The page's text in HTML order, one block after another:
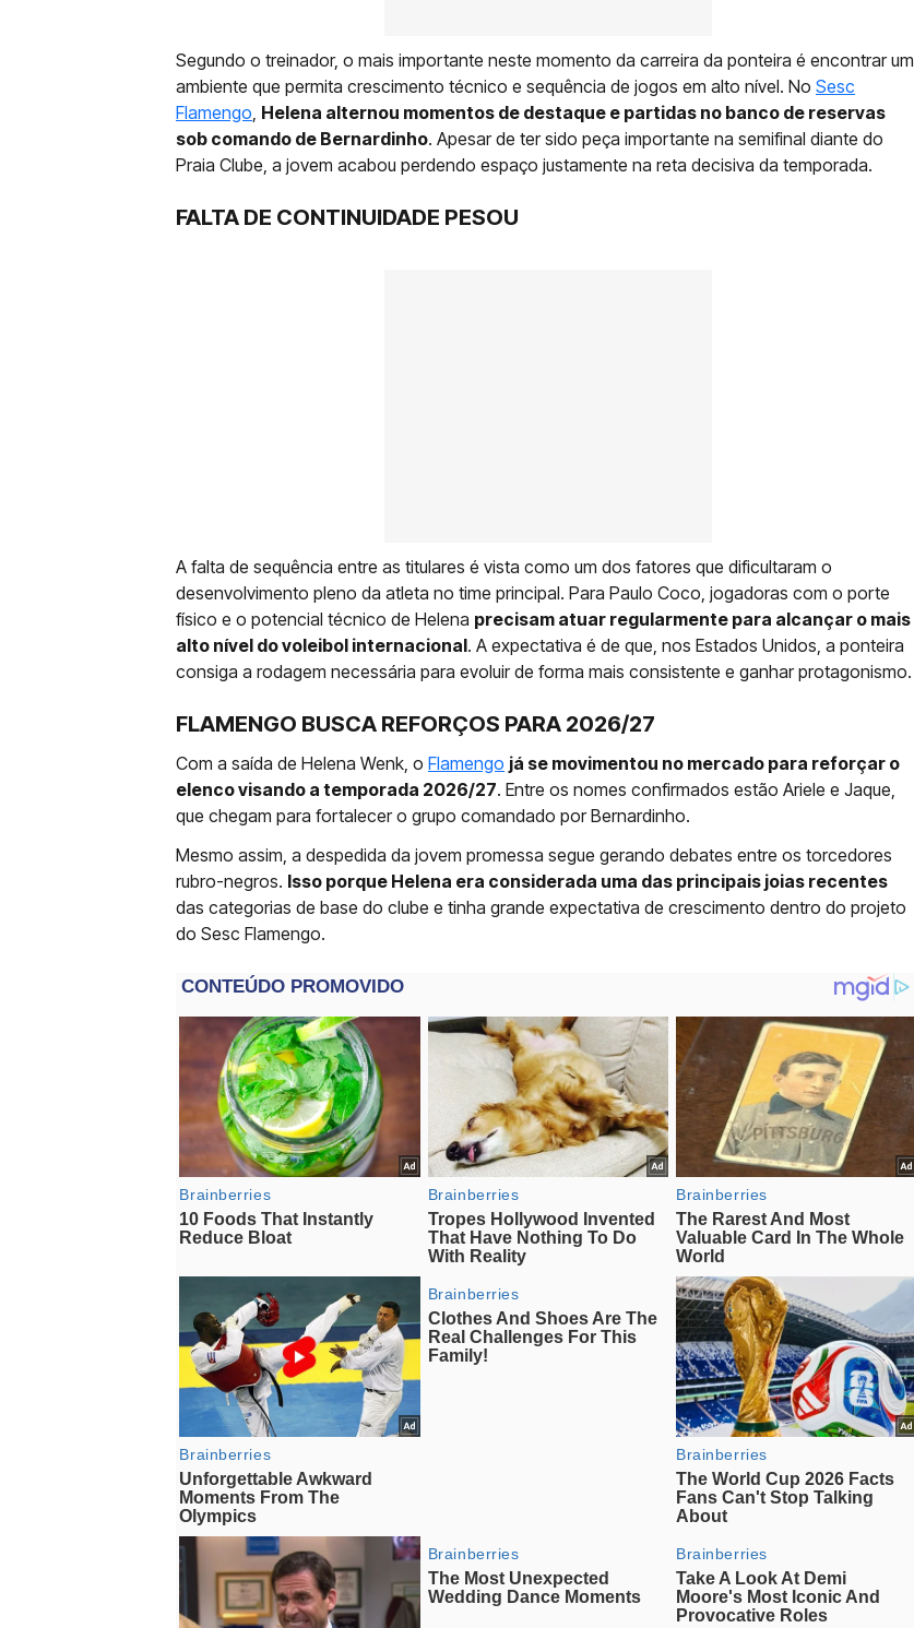
Segundo o treinador, o mais importante neste momento da carreira da ponteira é encontrar um
ambiente que permita crescimento técnico e sequência de jogos em alto nível. No Sesc
Flamengo, Helena alternou momentos de destaque e partidas no banco de reservas
sob comando de Bernardinho. Apesar de ter sido peça importante na semifinal diante do
Praia Clube, a jovem acabou perdendo espaço justamente na reta decisiva da temporada.
FALTA DE CONTINUIDADE PESOU
A falta de sequência entre as titulares é vista como um dos fatores que dificultaram o
desenvolvimento pleno da atleta no time principal. Para Paulo Coco, jogadoras com o porte
físico e o potencial técnico de Helena precisam atuar regularmente para alcançar o mais
alto nível do voleibol internacional. A expectativa é de que, nos Estados Unidos, a ponteira
consiga a rodagem necessária para evoluir de forma mais consistente e ganhar protagonismo.
FLAMENGO BUSCA REFORÇOS PARA 2026/27
Com a saída de Helena Wenk, o Flamengo já se movimentou no mercado para reforçar o
elenco visando a temporada 2026/27. Entre os nomes confirmados estão Ariele e Jaque,
que chegam para fortalecer o grupo comandado por Bernardinho.
Mesmo assim, a despedida da jovem promessa segue gerando debates entre os torcedores
rubro-negros. Isso porque Helena era considerada uma das principais joias recentes
das categorias de base do clube e tinha grande expectativa de crescimento dentro do projeto
do Sesc Flamengo.